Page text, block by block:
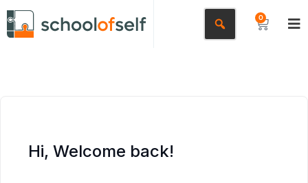
0
Hi, Welcome back!